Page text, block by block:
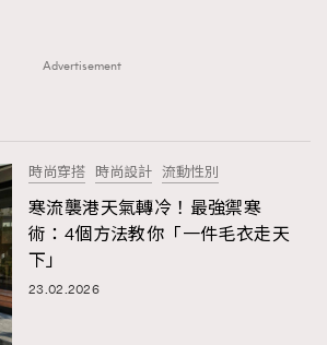
Paris
Hommes
Advertisement
時尚穿搭 時尚設計 流動性別
寒流襲港天氣轉冷！最強禦寒
術：4個方法教你「一件毛衣走天
下」
23.02.2026